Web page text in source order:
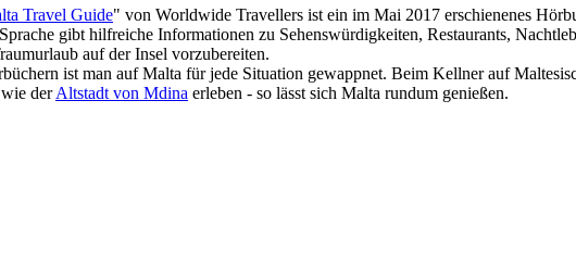
Travel Guide" von Worldwide Travellers ist ein im Mai 2017 erschienenes
gibt hilfreiche Informationen zu Sehenswürdigkeiten, Restaurants,
auf der Insel vorzubereiten.
ist man auf Malta für jede Situation gewappnet. Beim Kellner auf
derAltstadt von Mdina erleben - so lässt sich Malta rundum genießen.